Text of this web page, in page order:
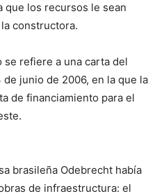
que los recursos le sean
constructora.
refiere a una carta del
junio de 2006, en la que la
de financiamiento para el
brasileña Odebrecht había
de infraestructura: el